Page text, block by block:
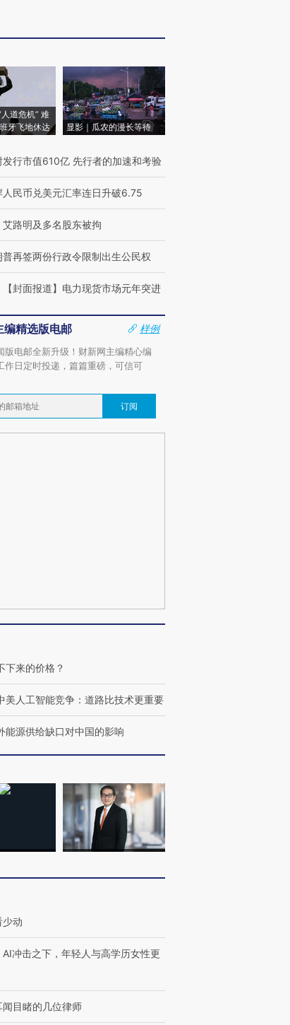
危
米
博
产
道危机” 难
牙飞地休达
显影｜瓜农的漫长等待
发行市值610亿 先行者的加速和考验
人民币兑美元汇率连日升破6.75
艾路明及多名股东被拘
普再签两份行政令限制出生公民权
【封面报道】电力现货市场元年突进
编精选版电邮
样例
版电邮全新升级！财新网主编精心编
作日定时投递，篇篇重磅，可信可
订阅
下来的价格？
美人工智能竞争：道路比技术更重要
能源供给缺口对中国的影响
少动
AI冲击之下，年轻人与高学历女性更
闻目睹的几位律师